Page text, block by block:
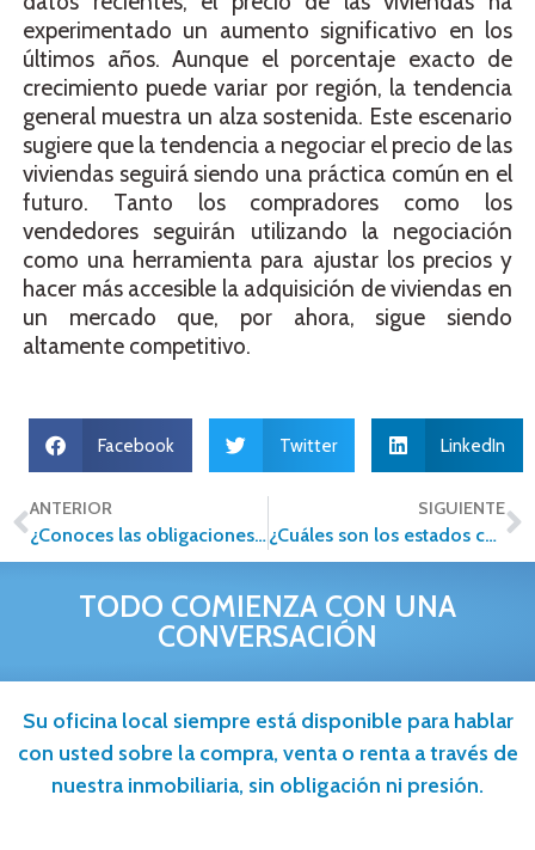
experimentado un aumento significativo en los
últimos años. Aunque el porcentaje exacto de
crecimiento puede variar por región, la tendencia
general muestra un alza sostenida. Este escenario
sugiere que la tendencia a negociar el precio de las
viviendas seguirá siendo una práctica común en el
futuro. Tanto los compradores como los
vendedores seguirán utilizando la negociación
como una herramienta para ajustar los precios y
hacer más accesible la adquisición de viviendas en
un mercado que, por ahora, sigue siendo
altamente competitivo.
Facebook Twitter LinkedIn
ANTERIOR
¿Conoces las obligaciones del notario?
SIGUIENTE
¿Cuáles son los estados con los precios de vivienda más accesibles en México?
TODO COMIENZA CON UNA
CONVERSACIÓN
Su oficina local siempre está disponible para hablar
con usted sobre la compra, venta o renta a través de
nuestra inmobiliaria, sin obligación ni presión.